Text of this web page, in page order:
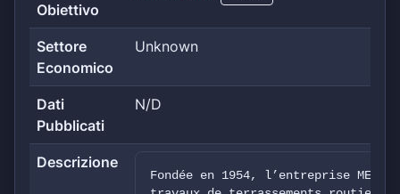
Obiettivo
Settore
Economico
Unknown
Dati
Pubblicati
N/D
Descrizione
Fondée en 1954, l’entreprise